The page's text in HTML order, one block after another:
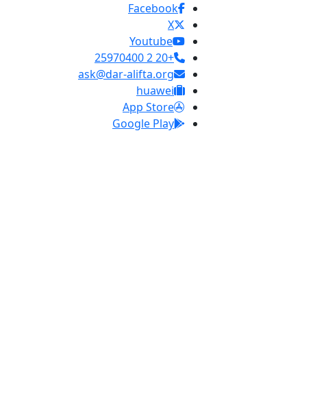
Facebook
X
Youtube
+20 2 25970400
ask@dar-alifta.org
huawei
App Store
Google Play